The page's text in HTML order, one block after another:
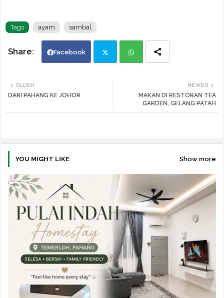
Tags ayam sambal
Facebook
NEWER
MAKAN DI RESTORAN TEA
GARDEN, GELANG PATAH
OLDER
DARI PAHANG KE JOHOR
YOU MIGHT LIKE Show more